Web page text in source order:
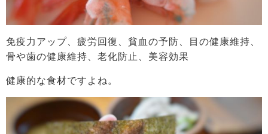
免疫力アップ、疲労回復、貧血の予防、目の健康維持、
骨や歯の健康維持、老化防止、美容効果
健康的な食材ですよね。